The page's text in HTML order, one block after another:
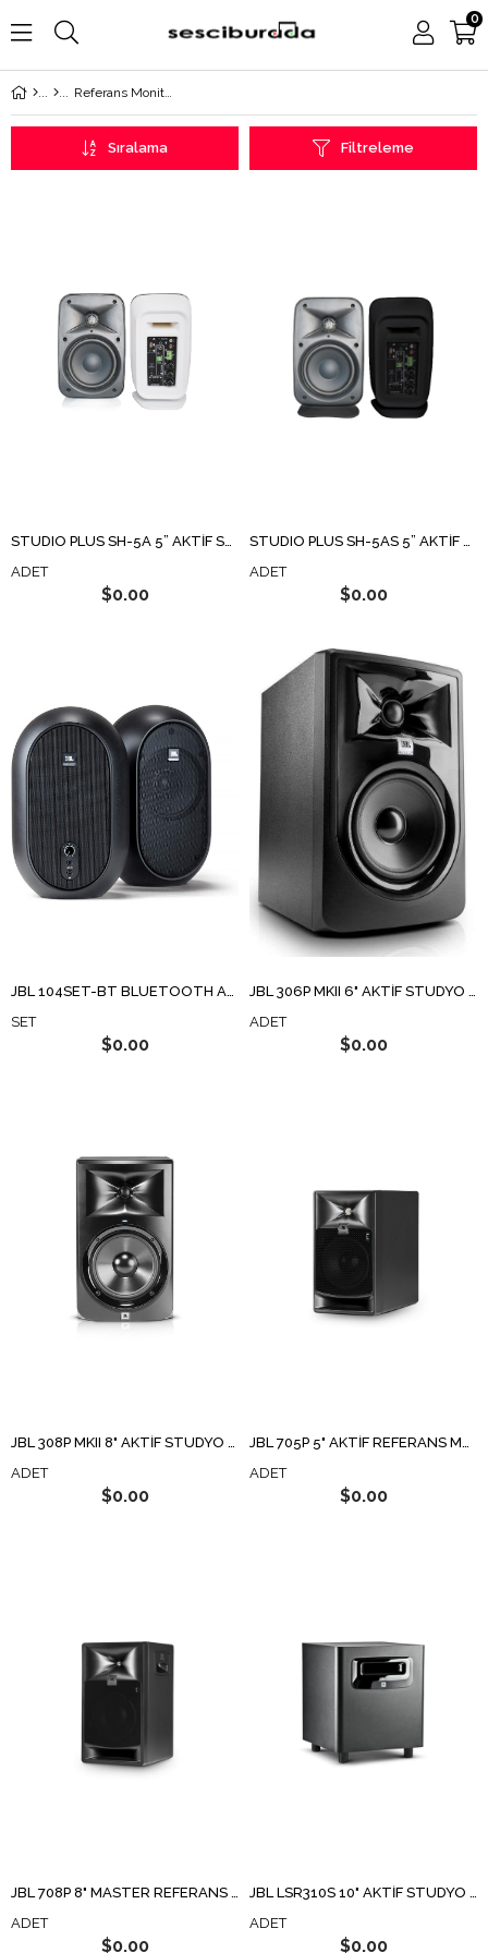
0
Referans Monitör
Filtreleme
Sıralama
ADET
$0.00
ADET
$0.00
JBL 104SET-BT BLUETOOTH AKTİF REFERANS MONİTÖR (ÇİFT)
SET
$0.00
JBL 306P MKII 6" AKTİF STÜDYO REFERANS MONİTÖRÜ
ADET
$0.00
ADET
$0.00
ADET
$0.00
JBL 708P 8" MASTER REFERANS STÜDYO MONİTÖRÜ
ADET
$0.00
JBL LSR310S 10" AKTİF STÜDYO REFERANS SUBWOOFER
ADET
$0.00